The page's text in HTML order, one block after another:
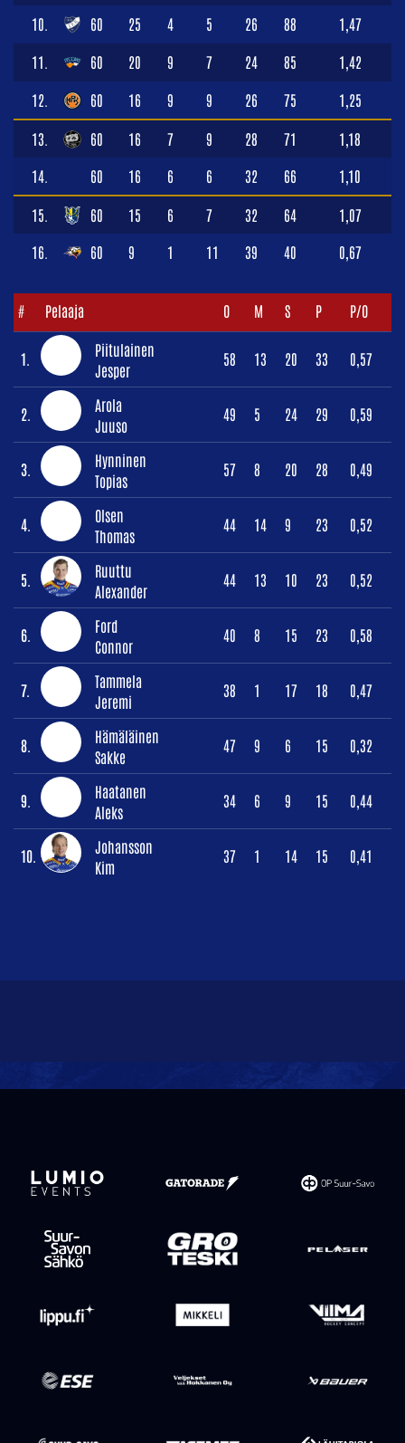
10. 60 25 4 5 26 88 1,47
11. 60 20 9 7 24 85 1,42
12. 60 16 9 9 26 75 1,25
13. 60 16 7 9 28 71 1,18
14. 60 16 6 6 32 66 1,10
15. 60 15 6 7 32 64 1,07
16. 60 9 1 11 39 40 0,67
# Pelaaja O M S P P/O
1.
Piitulainen
Jesper
58 13 20 33 0,57
2.
Arola
Juuso
49 5 24 29 0,59
3.
Hynninen
Topias
57 8 20 28 0,49
4.
Olsen
Thomas
44 14 9 23 0,52
5.
Ruuttu
Alexander
44 13 10 23 0,52
6.
Ford
Connor
40 8 15 23 0,58
7.
Tammela
Jeremi
38 1 17 18 0,47
8.
Hämäläinen
Sakke
47 9 6 15 0,32
9.
Haatanen
Aleks
34 6 9 15 0,44
10.
Johansson
Kim
37 1 14 15 0,41